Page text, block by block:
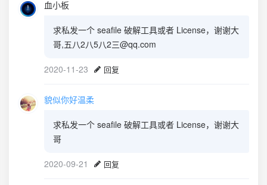
血小板
求私发一个 seafile 破解工具或者 License，谢谢大
哥,五八2八5八2三@qq.com
2020-11-23 回复
貌似你好温柔
求私发一个 seafile 破解工具或者 License，谢谢大
哥
2020-09-21 回复